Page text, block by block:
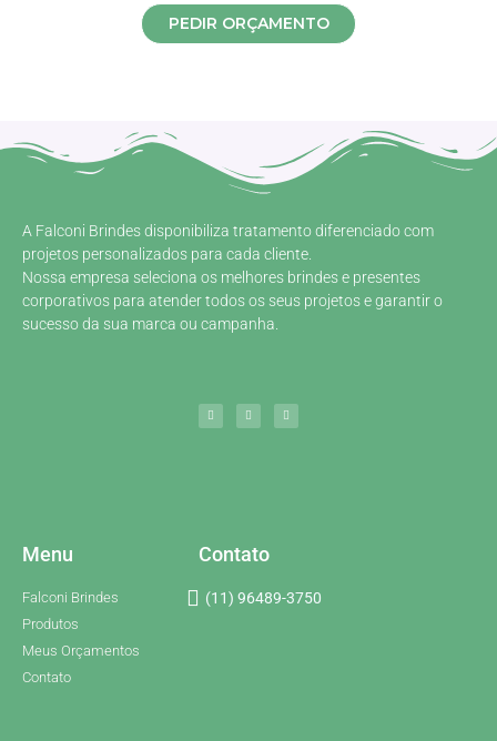
PEDIR ORÇAMENTO
A Falconi Brindes disponibiliza tratamento diferenciado com
projetos personalizados para cada cliente.
Nossa empresa seleciona os melhores brindes e presentes
corporativos para atender todos os seus projetos e garantir o
sucesso da sua marca ou campanha.
Menu
Falconi Brindes
Produtos
Meus Orçamentos
Contato
Contato
(11) 96489-3750